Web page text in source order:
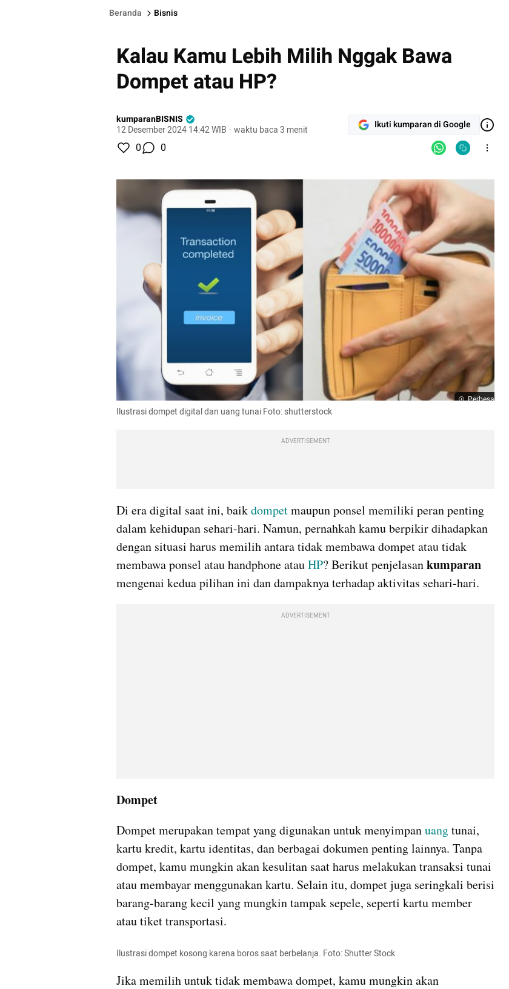
Beranda Bisnis
Kalau Kamu Lebih Milih Nggak Bawa
Dompet atau HP?
kumparanBISNIS
12 Desember 2024 14:42 WIB · waktu baca 3 menit Ikuti kumparan di Google
0 0
Perbesar
Ilustrasi dompet digital dan uang tunai Foto: shutterstock
ADVERTISEMENT
Di era digital saat ini, baik dompet maupun ponsel memiliki peran penting
dalam kehidupan sehari-hari. Namun, pernahkah kamu berpikir dihadapkan
dengan situasi harus memilih antara tidak membawa dompet atau tidak
membawa ponsel atau handphone atau HP? Berikut penjelasan
mengenai kedua pilihan ini dan dampaknya terhadap aktivitas sehari-hari.
ADVERTISEMENT
Dompet
Dompet merupakan tempat yang digunakan untuk menyimpan uang tunai,
kartu kredit, kartu identitas, dan berbagai dokumen penting lainnya. Tanpa
dompet, kamu mungkin akan kesulitan saat harus melakukan transaksi tunai
atau membayar menggunakan kartu. Selain itu, dompet juga seringkali berisi
barang-barang kecil yang mungkin tampak sepele, seperti kartu member
atau tiket transportasi.
Ilustrasi dompet kosong karena boros saat berbelanja. Foto: Shutter Stock
Jika memilih untuk tidak membawa dompet, kamu mungkin akan